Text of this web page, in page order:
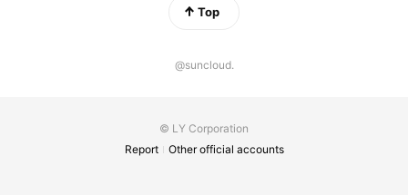
Top
@suncloud.
© LY Corporation
Report
Other official accounts